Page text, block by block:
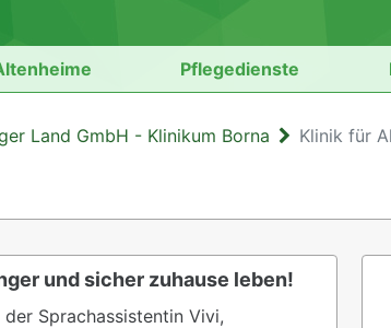
Pflegedienste
Land GmbH - Klinikum Borna Klinik für
und sicher zuhause leben!
der Sprachassistentin Vivi,